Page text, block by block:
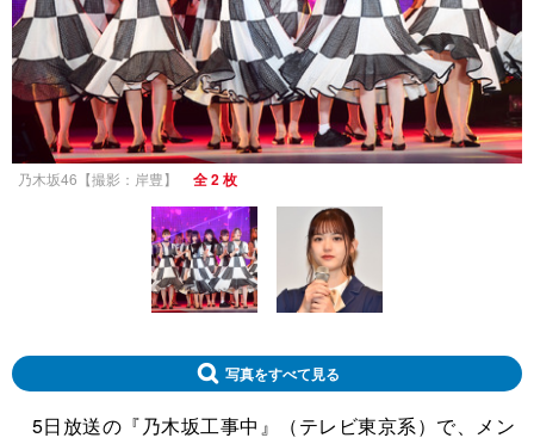
乃木坂46【撮影：岸豊】 全 2 枚
写真をすべて見る
5日放送の『乃木坂工事中』（テレビ東京系）で、メン